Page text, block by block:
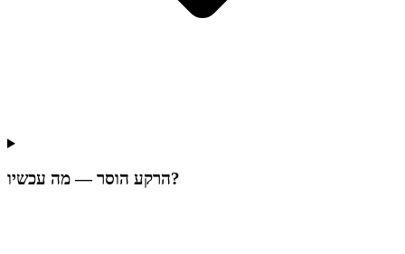
הרקע הוסר — מה עכשיו?